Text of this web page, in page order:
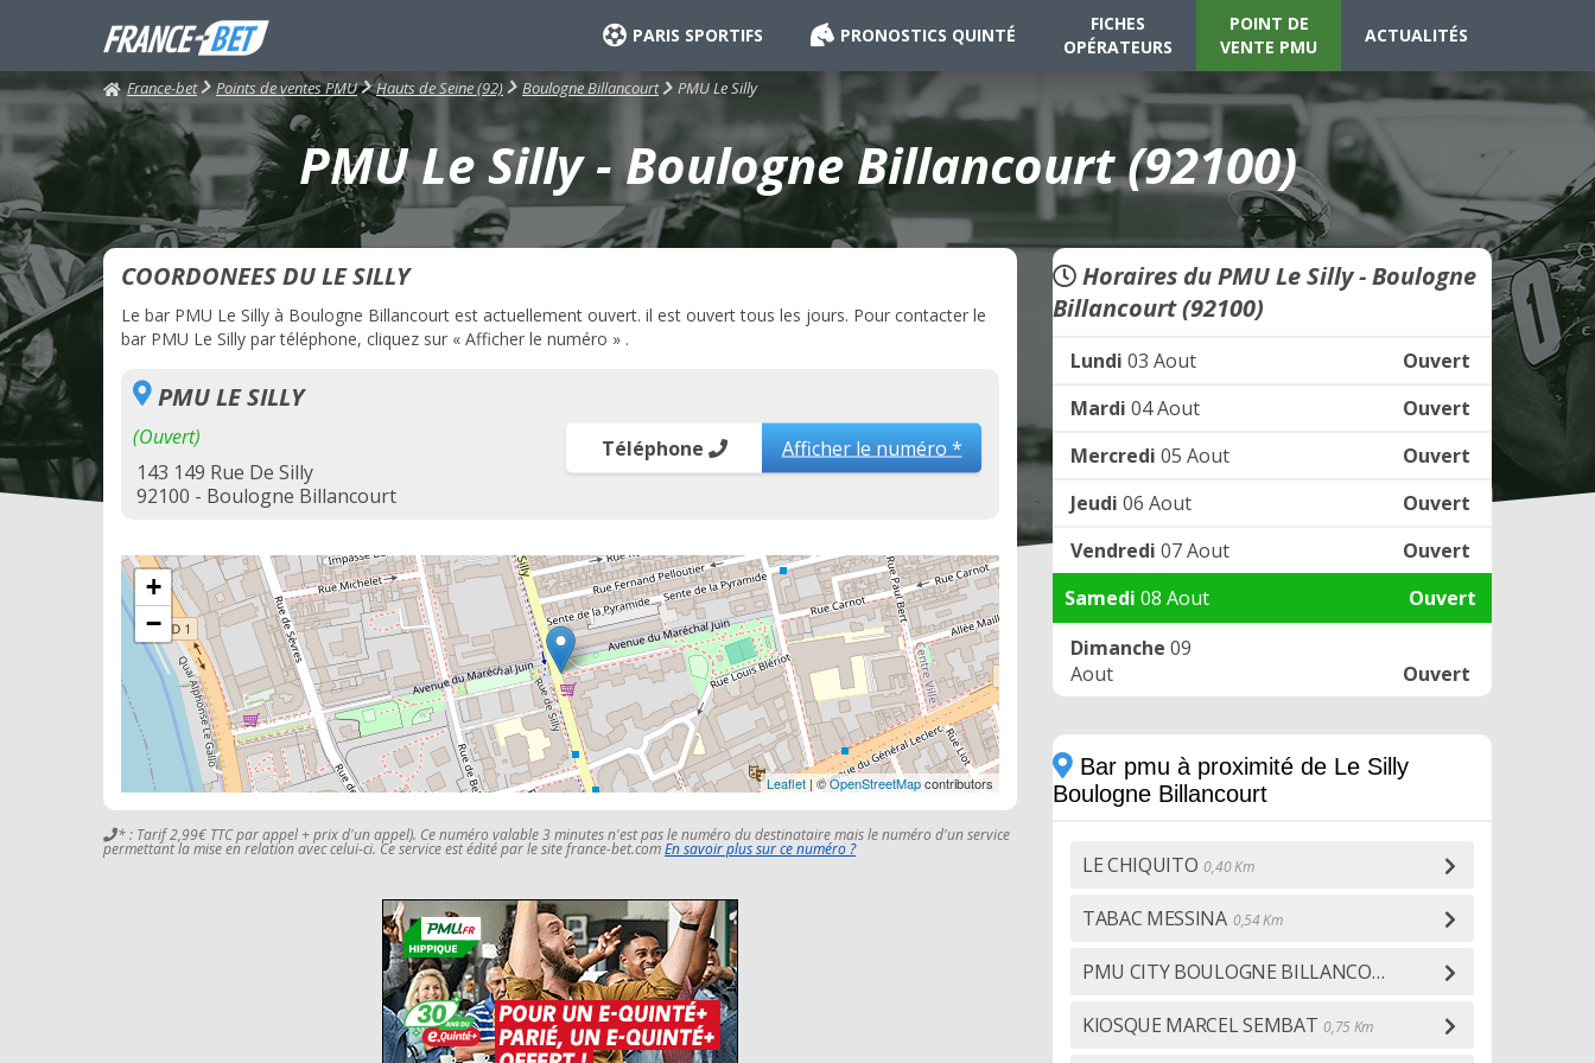
PARIS SPORTIFS PRONOSTICS QUINTÉ
FICHES
OPÉRATEURS
POINT DE
VENTE PMU
ACTUALITÉS
France-bet Points de ventes PMU Hauts de Seine (92) Boulogne Billancourt PMU Le Silly
PMU Le Silly - Boulogne Billancourt (92100)
COORDONEES DU LE SILLY
Le bar PMU Le Silly à Boulogne Billancourt est actuellement ouvert. il est ouvert tous les jours. Pour contacter le
bar PMU Le Silly par téléphone, cliquez sur « Afficher le numéro » .
PMU LE SILLY
(Ouvert)
143 149 Rue De Silly
92100 - Boulogne Billancourt
Téléphone Afficher le numéro *
+
−
Leaflet | ©OpenStreetMapcontributors
* : Tarif 2,99€ TTC par appel + prix d'un appel). Ce numéro valable 3 minutes n'est pas le numéro du destinataire mais le numéro d'un service
permettant la mise en relation avec celui-ci. Ce service est édité par le site france-bet.comEn savoir plus sur ce numéro ?
Horaires du PMU Le Silly - Boulogne
Billancourt (92100)
Lundi 03 Aout
Ouvert
Mardi 04 Aout
Ouvert
Mercredi 05 Aout
Ouvert
Jeudi 06 Aout
Ouvert
Vendredi 07 Aout
Ouvert
Samedi 08 Aout
Ouvert
Dimanche 09
Aout
Ouvert
Bar pmu à proximité de Le Silly
Boulogne Billancourt
LE CHIQUITO 0,40 Km
TABAC MESSINA 0,54 Km
PMU CITY BOULOGNE BILLANCOURT 0,69 Km
KIOSQUE MARCEL SEMBAT 0,75 Km